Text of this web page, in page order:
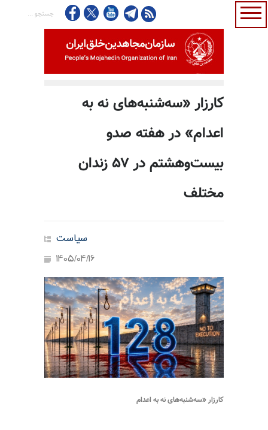
کارزار «سه‌شنبه‌های نه به
اعدام» در هفته صدو
بیست‌و‌هشتم در ۵۷ زندان
مختلف
سیاست
1405/04/16
کارزار «سه‌شنبه‌های نه به اعدام